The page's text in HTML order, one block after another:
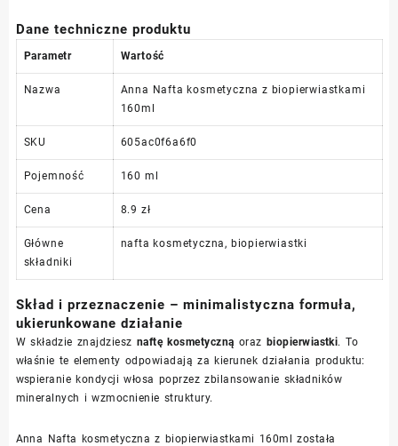
Dane techniczne produktu
Parametr Wartość
Nazwa
Anna Nafta kosmetyczna z biopierwiastkami
160ml
SKU 605ac0f6a6f0
Pojemność 160 ml
Cena 8.9 zł
Główne
składniki
nafta kosmetyczna, biopierwiastki
Skład i przeznaczenie – minimalistyczna formuła,
ukierunkowane działanie
W składzie znajdziesz naftę kosmetyczną oraz biopierwiastki. To
właśnie te elementy odpowiadają za kierunek działania produktu:
wspieranie kondycji włosa poprzez zbilansowanie składników
mineralnych i wzmocnienie struktury.
Anna Nafta kosmetyczna z biopierwiastkami 160ml została